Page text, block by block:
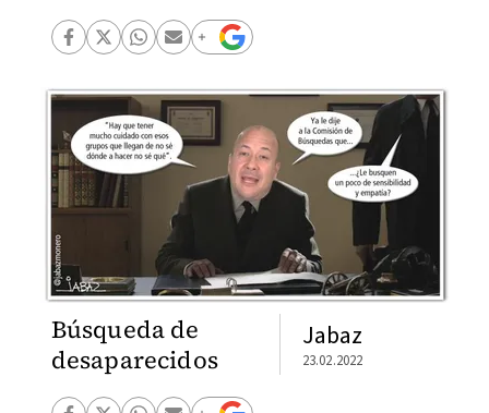
Búsqueda de
desaparecidos
Jabaz
23.02.2022